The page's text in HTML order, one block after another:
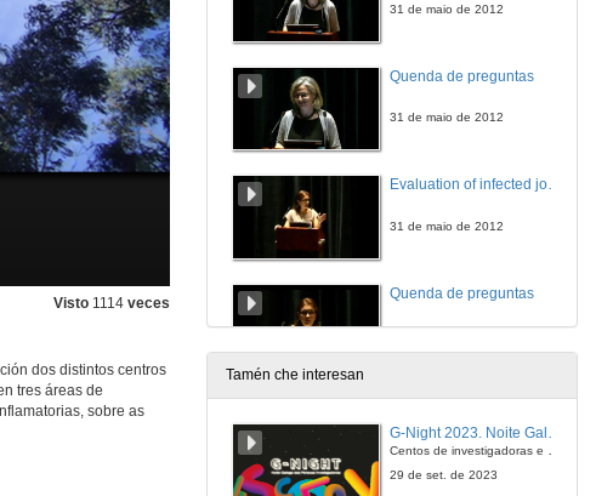
Visto 1114 veces
dos distintos centros
tres áreas de
sobre as
31 de maio de 2012
Quenda de preguntas
31 de maio de 2012
Evaluation of infected joint prosthesis by 18FFDG PET/CT
31 de maio de 2012
Quenda de preguntas
Lupus eritematoso sistémico en España. Actividade e refractariedad
31 de maio de 2012
Tamén che interesan
G-Night 2023. Noite Galega das Persoas Investigadoras. Conciencias creativas
Centos de investigadoras e investigadores, decenas de actividades e sete cidades
29 de set. de 2023